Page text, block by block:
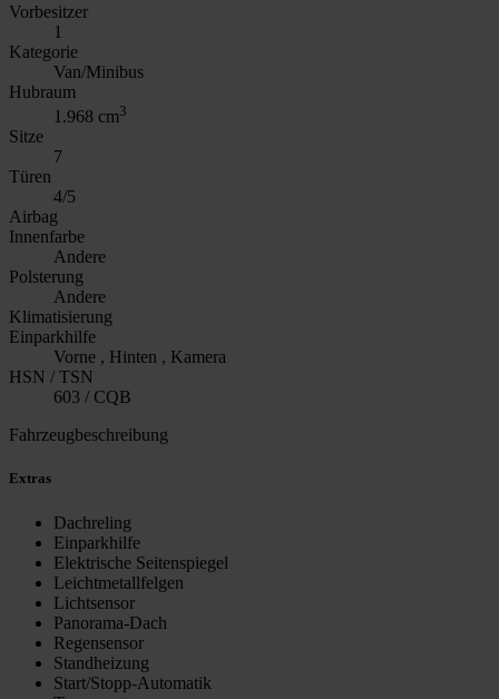
Vorbesitzer
1
Kategorie
Van/Minibus
Hubraum
1.968 cm3
Sitze
7
Türen
4/5
Airbag
Innenfarbe
Andere
Polsterung
Andere
Klimatisierung
Einparkhilfe
Vorne , Hinten , Kamera
HSN / TSN
603 / CQB
Fahrzeugbeschreibung
Extras
Dachreling
Einparkhilfe
Elektrische Seitenspiegel
Leichtmetallfelgen
Lichtsensor
Panorama-Dach
Regensensor
Standheizung
Start/Stopp-Automatik